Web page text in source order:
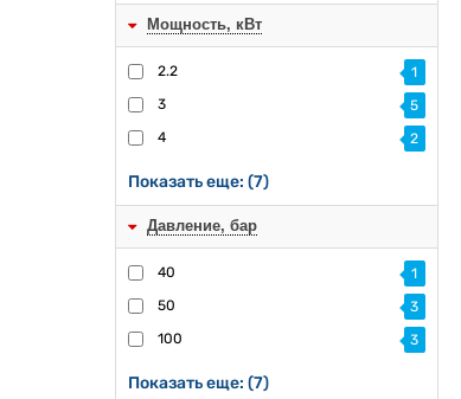
Мощность, кВт
2.2
1
3
5
4
2
Показать еще: (7)
Давление, бар
40
1
50
3
100
3
Показать еще: (7)